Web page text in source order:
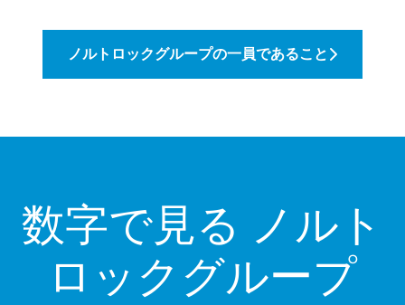
ノルトロックグループの一員であること
数字で見る ノルト
ロックグループ